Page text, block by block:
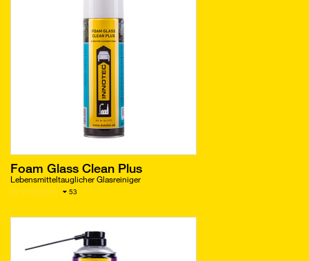
Foam Glass Clean Plus
Lebensmitteltauglicher Glasreiniger
53